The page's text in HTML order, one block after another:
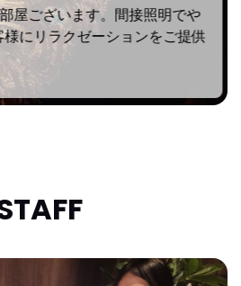
屋ございます。間接照明でや
にリラクゼーションをご提供